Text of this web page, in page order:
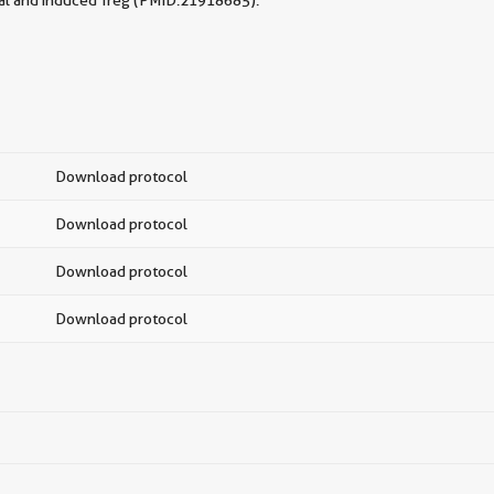
Download protocol
Download protocol
Download protocol
Download protocol